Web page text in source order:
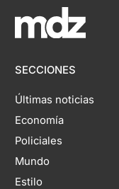
SECCIONES
Últimas noticias
Economía
Policiales
Mundo
Estilo